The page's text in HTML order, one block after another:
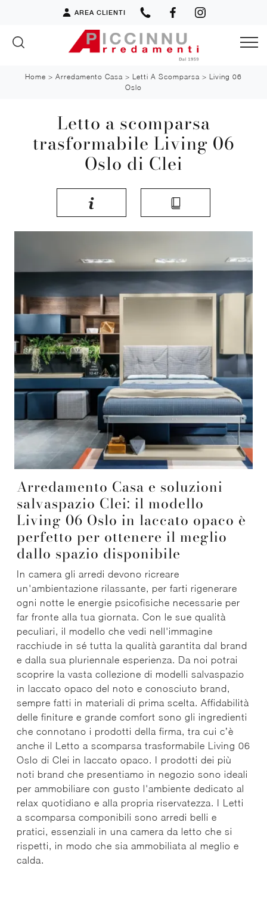
AREA CLIENTI
Home > Arredamento Casa > Letti A Scomparsa > Living 06
Oslo
Letto a scomparsa
trasformabile Living 06
Oslo di Clei
Arredamento Casa e soluzioni
salvaspazio Clei: il modello
Living 06 Oslo in laccato opaco è
perfetto per ottenere il meglio
dallo spazio disponibile
In camera gli arredi devono ricreare
un'ambientazione rilassante, per farti rigenerare
ogni notte le energie psicofisiche necessarie per
far fronte alla tua giornata. Con le sue qualità
peculiari, il modello che vedi nell'immagine
racchiude in sé tutta la qualità garantita dal brand
e dalla sua pluriennale esperienza. Da noi potrai
scoprire la vasta collezione di modelli salvaspazio
in laccato opaco del noto e conosciuto brand,
sempre fatti in materiali di prima scelta. Affidabilità
delle finiture e grande comfort sono gli ingredienti
che connotano i prodotti della firma, tra cui c’è
anche il Letto a scomparsa trasformabile Living 06
Oslo di Clei in laccato opaco. I prodotti dei più
noti brand che presentiamo in negozio sono ideali
per ammobiliare con gusto l'ambiente dedicato al
relax quotidiano e alla propria riservatezza. I Letti
a scomparsa componibili sono arredi belli e
pratici, essenziali in una camera da letto che si
rispetti, in modo che sia ammobiliata al meglio e
calda.